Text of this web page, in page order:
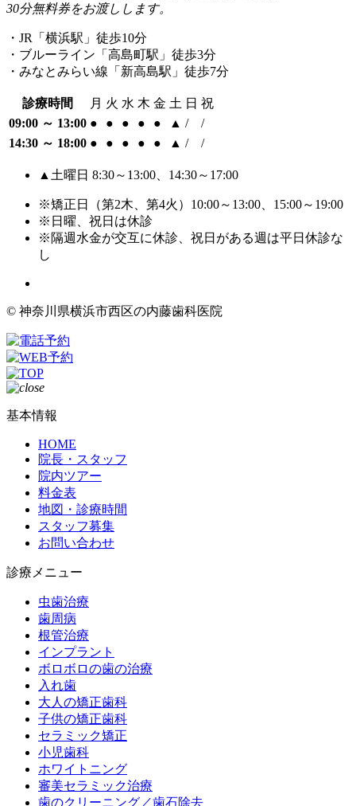
30分無料券をお渡しします。
・JR「横浜駅」徒歩10分
・ブルーライン「高島町駅」徒歩3分
・みなとみらい線「新高島駅」徒歩7分
診療時間 月 火 水 木 金 土 日 祝
09:00 ～ 13:00 ● ● ● ● ● ▲ /
/
14:30 ～ 18:00 ● ● ● ● ● ▲ / /
▲土曜日 8:30～13:00、14:30～17:00
※矯正日（第2木、第4火）10:00～13:00、15:00～19:00
※日曜、祝日は休診
※隔週水金が交互に休診、祝日がある週は平日休診な
し
© 神奈川県横浜市西区の内藤歯科医院
基本情報
HOME
院長・スタッフ
院内ツアー
料金表
地図・診療時間
スタッフ募集
お問い合わせ
診療メニュー
虫歯治療
歯周病
根管治療
インプラント
ボロボロの歯の治療
入れ歯
大人の矯正歯科
子供の矯正歯科
セラミック矯正
小児歯科
ホワイトニング
審美セラミック治療
歯のクリーニング／歯石除去